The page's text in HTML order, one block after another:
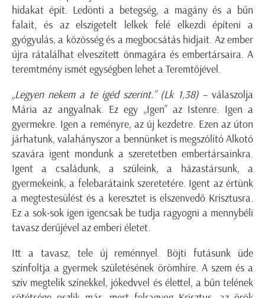
hidakat épít. Ledönti a betegség, a magány és a bűn
falait, és az elszigetelt lelkek felé elkezdi építeni a
gyógyulás, a közösség és a megbocsátás hidjait. Az ember
újra rátalálhat elveszített önmagára és embertársaira. A
teremtmény ismét egységben lehet a Teremtőjével.
„Legyen nekem a te igéd szerint.” (Lk 1,38)– válaszolja
Mária az angyalnak. Ez egy „Igen” az Istenre. Igen a
gyermekre. Igen a reményre, az új kezdetre. Ezen az úton
járhatunk, valahányszor a bennünket is megszólító Alkotó
szavára igent mondunk a szeretetben embertársainkra.
Igent a családunk, a szüleink, a házastársunk, a
gyermekeink, a felebarátaink szeretetére. Igent az értünk
a megtestesülést és a keresztet is elszenvedő Krisztusra.
Ez a sok-sok igen igencsak be tudja ragyogni a mennybéli
tavasz derűjével az emberi életet.
Itt a tavasz, tele új reménnyel. Böjti futásunk üde
színfoltja a gyermek születésének örömhíre. A szem és a
szív megtelik színekkel, jókedvvel és élettel, a bűn telének